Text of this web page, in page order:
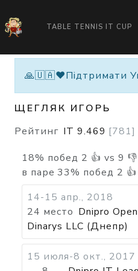
TABLE TENNIS IT CUP
🙏🇺🇦❤️Підтримати
ЩЕГЛЯК ИГОРЬ
Рейтинг IT 9.469 [781]
18% побед 2 👍 vs 9 👎
в паре 33% побед 2
14-15 апр., 2018
24 место Dnipro
Dinarys LLC (Днепр)
15 июля-8 окт., 2017